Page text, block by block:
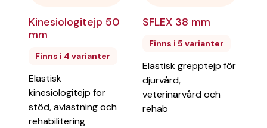
Kinesiologitejp 50
mm
Finns i 4 varianter
Elastisk
kinesiologitejp för
stöd, avlastning och
rehabilitering
SFLEX 38 mm
Finns i 5 varianter
Elastisk grepptejp för
djurvård,
veterinärvård och
rehab